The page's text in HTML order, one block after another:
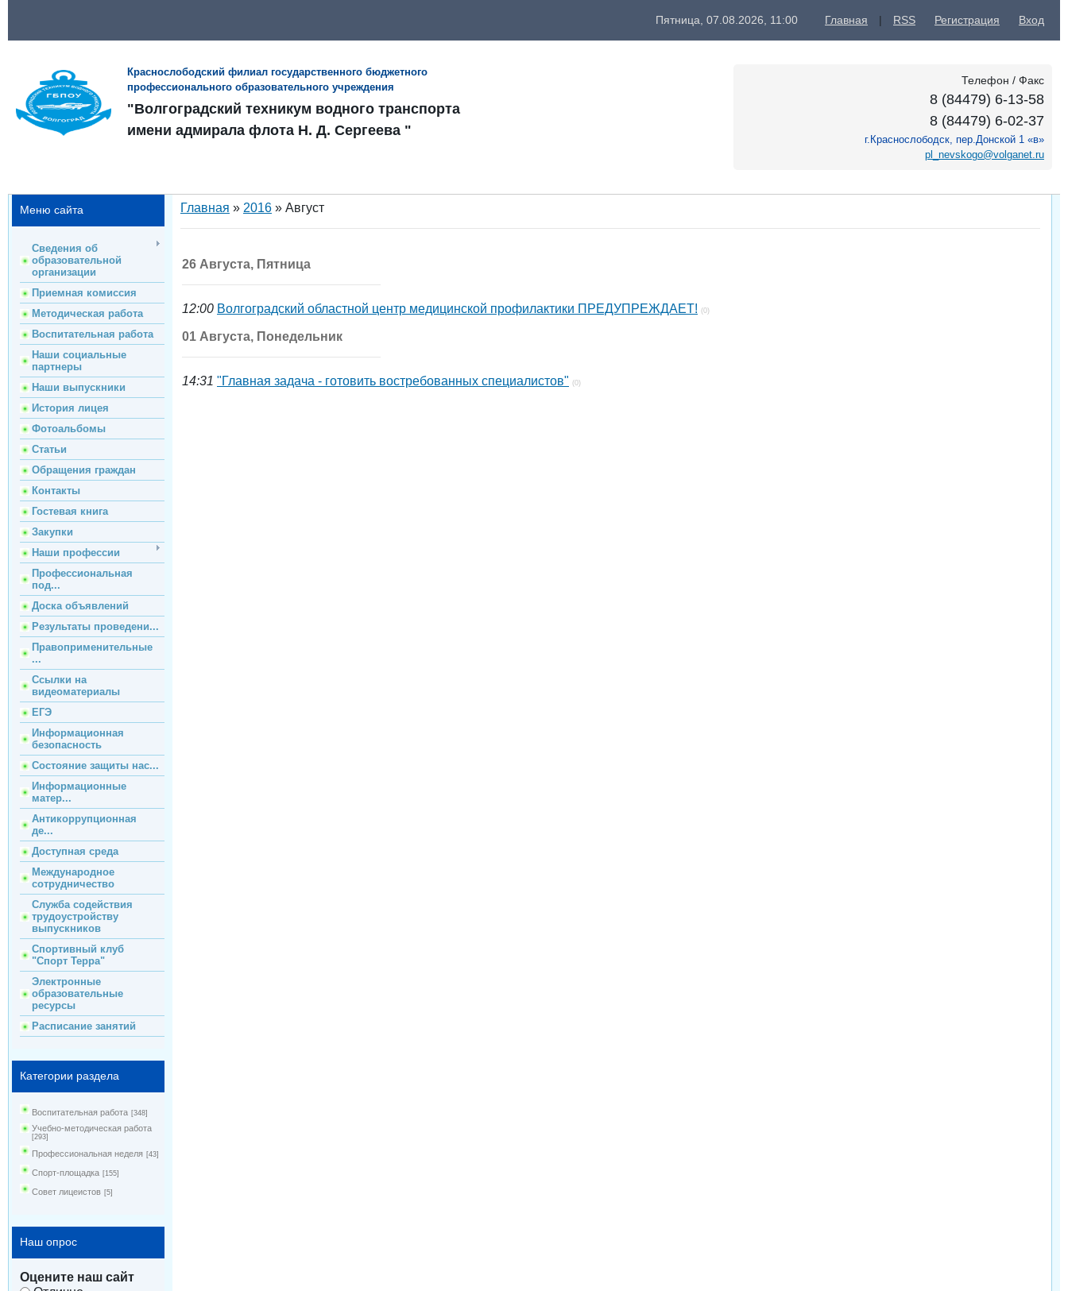
Пятница, 07.08.2026, 11:00 Главная | RSS Регистрация Вход
Краснослободский филиал государственного бюджетного
профессионального образовательного учреждения
"Волгоградский техникум водного транспорта
имени адмирала флота Н. Д. Сергеева "
Телефон / Факс
8 (84479) 6-13-58
8 (84479) 6-02-37
г.Краснослободск, пер.Донской 1 «в»
pl_nevskogo@volganet.ru
Меню сайта
Сведения об
образовательной
организации
Приемная комиссия
Методическая работа
Воспитательная работа
Наши социальные
партнеры
Наши выпускники
История лицея
Фотоальбомы
Статьи
Обращения граждан
Контакты
Гостевая книга
Закупки
Наши профессии
Профессиональная
под...
Доска объявлений
Результаты проведени...
Правоприменительные
...
Ссылки на
видеоматериалы
ЕГЭ
Информационная
безопасность
Состояние защиты нас...
Информационные
матер...
Антикоррупционная
де...
Доступная среда
Международное
сотрудничество
Служба содействия
трудоустройству
выпускников
Спортивный клуб
"Спорт Терра"
Электронные
образовательные
ресурсы
Расписание занятий
Категории раздела
Воспитательная работа [348]
Учебно-методическая работа
[293]
Профессиональная неделя [43]
Спорт-площадка [155]
Совет лицеистов [5]
Наш опрос
Оцените наш сайт
Главная » 2016 » Август
26 Августа, Пятница
12:00 Волгоградский областной центр медицинской профилактики ПРЕДУПРЕЖДАЕТ! (0)
01 Августа, Понедельник
14:31 "Главная задача - готовить востребованных специалистов" (0)